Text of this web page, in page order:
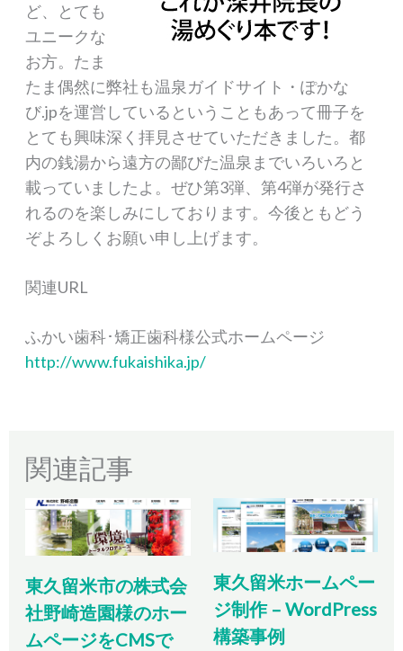
ど、とても
ユニークな
お方。たま
たま偶然に弊社も温泉ガイドサイト・ぽかな
び.jpを運営しているということもあって冊子を
とても興味深く拝見させていただきました。都
内の銭湯から遠方の鄙びた温泉までいろいろと
載っていましたよ。ぜひ第3弾、第4弾が発行さ
れるのを楽しみにしております。今後ともどう
ぞよろしくお願い申し上げます。
関連URL
ふかい歯科･矯正歯科様公式ホームページ
http://www.fukaishika.jp/
関連記事
東久留米市の株式会
社野崎造園様のホー
ムページをCMSで
東久留米ホームペー
ジ制作 – WordPress
構築事例